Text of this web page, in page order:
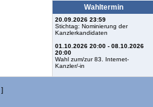
Wahltermin
20.09.2026 23:59
Stichtag: Nominierung der
Kanzlerkandidaten
01.10.2026 20:00 - 08.10.2026
20:00
Wahl zum/zur 83. Internet-
Kanzler/-in
]